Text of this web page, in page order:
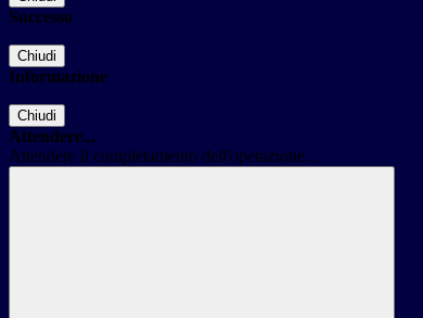
Successo
Chiudi
Informazione
Chiudi
Attendere...
Attendere il completamento dell'operazione...